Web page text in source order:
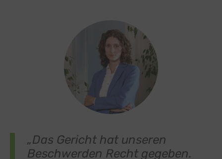
„Das Gericht hat unseren
Beschwerden Recht gegeben.